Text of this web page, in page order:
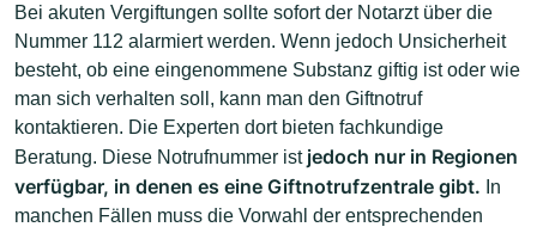
Bei akuten Vergiftungen sollte sofort der Notarzt über die
Nummer 112 alarmiert werden. Wenn jedoch Unsicherheit
besteht, ob eine eingenommene Substanz giftig ist oder wie
man sich verhalten soll, kann man den Giftnotruf
kontaktieren. Die Experten dort bieten fachkundige
Beratung. Diese Notrufnummer ist jedoch nur in Regionen
verfügbar, in denen es eine Giftnotrufzentrale gibt. In
manchen Fällen muss die Vorwahl der entsprechenden